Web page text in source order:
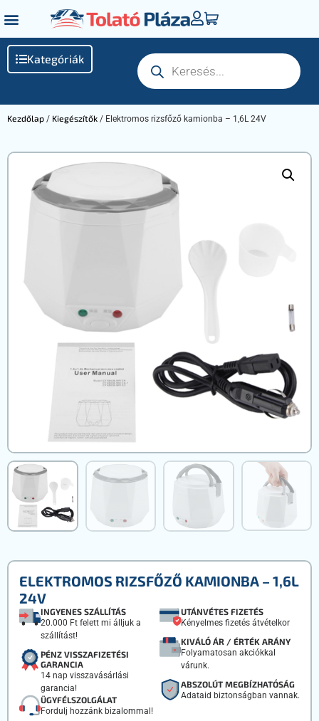
Kategóriák
Kezdőlap / Kiegészítők / Elektromos rizsfőző kamionba – 1,6L 24V
ELEKTROMOS RIZSFŐZŐ KAMIONBA – 1,6L
24V
INGYENES SZÁLLÍTÁS
20.000 Ft felett mi álljuk a
szállítást!
PÉNZ VISSZAFIZETÉSI
GARANCIA
14 nap visszavásárlási
garancia!
ÜGYFÉLSZOLGÁLAT
Fordulj hozzánk bizalommal!
UTÁNVÉTES FIZETÉS
Kényelmes fizetés átvételkor
KIVÁLÓ ÁR / ÉRTÉK ARÁNY
Folyamatosan akciókkal
várunk.
ABSZOLÚT MEGBÍZHATÓSÁG
Adataid biztonságban vannak.